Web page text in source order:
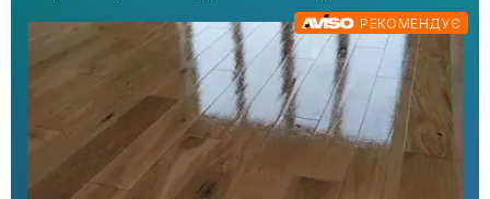
РЕКОМЕНДУЄ